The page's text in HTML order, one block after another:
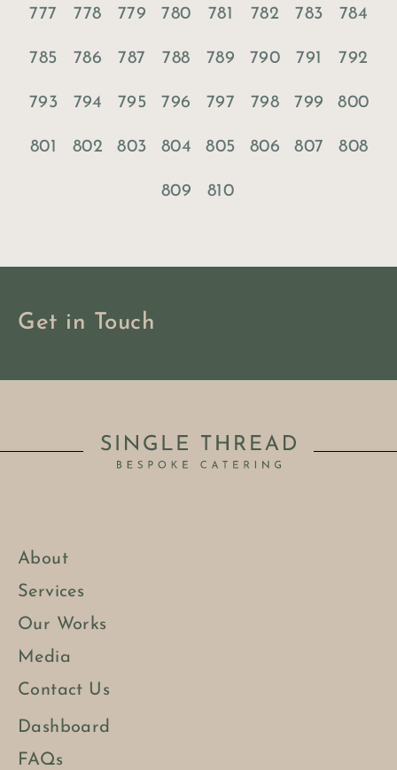
777 778 779 780 781 782 783 784
785 786 787 788 789 790 791 792
793 794 795 796 797 798 799 800
801 802 803 804 805 806 807 808
809 810
Get in Touch
About
Services
Our Works
Media
Contact Us
Dashboard
FAQs